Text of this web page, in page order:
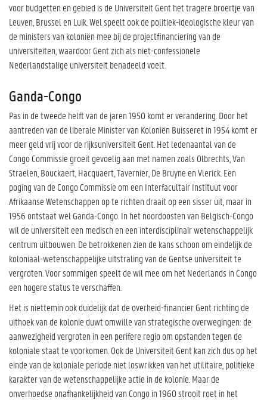
voor budgetten en gebied is de Universiteit Gent het tragere broertje van
Leuven, Brussel en Luik. Wel speelt ook de politiek-ideologische kleur van
de ministers van koloniën mee bij de projectfinanciering van de
universiteiten, waardoor Gent zich als niet-confessionele
Nederlandstalige universiteit benadeeld voelt.
Ganda-Congo
Pas in de tweede helft van de jaren 1950 komt er verandering. Door het
aantreden van de liberale Minister van Koloniën Buisseret in 1954 komt er
meer geld vrij voor de rijksuniversiteit Gent. Het ledenaantal van de
Congo Commissie groeit gevoelig aan met namen zoals Olbrechts, Van
Straelen, Bouckaert, Hacquaert, Tavernier, De Bruyne en Vlerick. Een
poging van de Congo Commissie om een Interfacultair Instituut voor
Afrikaanse Wetenschappen op te richten draait op een sisser uit, maar in
1956 ontstaat wel Ganda-Congo. In het noordoosten van Belgisch-Congo
wil de universiteit een medisch en een interdisciplinair wetenschappelijk
centrum uitbouwen. De betrokkenen zien de kans schoon om eindelijk de
koloniaal-wetenschappelijke uitstraling van de Gentse universiteit te
vergroten. Voor sommigen speelt de wil mee om het Nederlands in Congo
een hogere status te verschaffen.
Het is niettemin ook duidelijk dat de overheid-financier Gent richting de
uithoek van de kolonie duwt omwille van strategische overwegingen: de
aanwezigheid vergroten in een perifere regio om opstanden tegen de
koloniale staat te voorkomen. Ook de Universiteit Gent kan zich dus op het
einde van de koloniale periode niet loswrikken van het utilitaire, politieke
karakter van de wetenschappelijke actie in de kolonie. Maar de
onverhoedse onafhankelijkheid van Congo in 1960 strooit roet in het